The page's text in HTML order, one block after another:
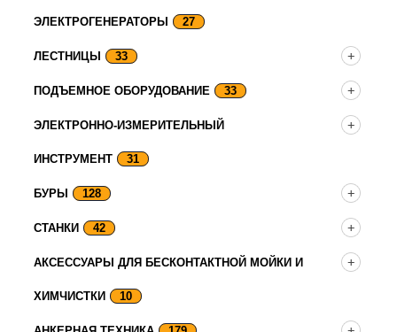
ЭЛЕКТРОГЕНЕРАТОРЫ 27
ЛЕСТНИЦЫ 33
ПОДЪЕМНОЕ ОБОРУДОВАНИЕ 33
ЭЛЕКТРОННО-ИЗМЕРИТЕЛЬНЫЙ
ИНСТРУМЕНТ 31
БУРЫ 128
СТАНКИ 42
АКСЕССУАРЫ ДЛЯ БЕСКОНТАКТНОЙ МОЙКИ И
ХИМЧИСТКИ 10